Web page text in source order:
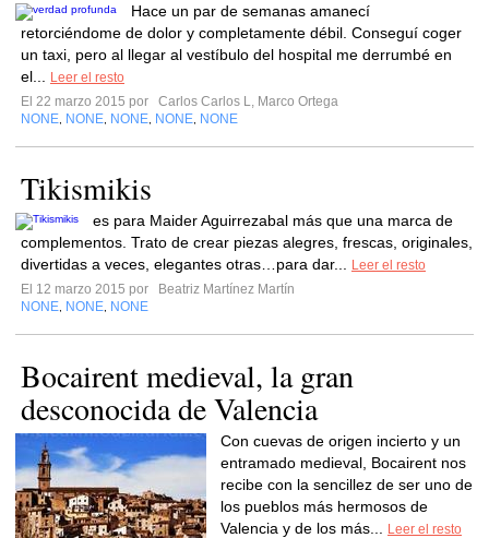
Hace un par de semanas amanecí
retorciéndome de dolor y completamente débil. Conseguí coger
un taxi, pero al llegar al vestíbulo del hospital me derrumbé en
el...
Leer el resto
El 22 marzo 2015 por
Carlos Carlos L, Marco Ortega
NONE NONE NONE NONE NONE
Tikismikis
es para Maider Aguirrezabal más que una marca de
complementos. Trato de crear piezas alegres, frescas, originales,
divertidas a veces, elegantes otras…para dar...
Leer el resto
El 12 marzo 2015 por
Beatriz Martínez Martín
NONE NONE NONE
Bocairent medieval, la gran
desconocida de Valencia
Con cuevas de origen incierto y un
entramado medieval, Bocairent nos
recibe con la sencillez de ser uno de
los pueblos más hermosos de
Valencia y de los más...
Leer el resto